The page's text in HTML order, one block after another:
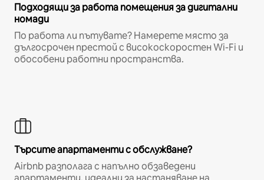
Подходящи за работа помещения за дигитални
номади
По работа ли пътувате? Намерете място за
дългосрочен престой с високоскоростен Wi-Fi и
обособени работни пространства.
Търсите апартаменти с обслужване?
Airbnb разполага с напълно обзаведени